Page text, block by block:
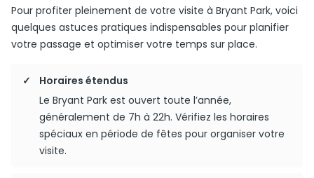
Pour profiter pleinement de votre visite à Bryant Park, voici
quelques astuces pratiques indispensables pour planifier
votre passage et optimiser votre temps sur place.
Horaires étendus
Le Bryant Park est ouvert toute l’année,
généralement de 7h à 22h. Vérifiez les horaires
spéciaux en période de fêtes pour organiser votre
visite.